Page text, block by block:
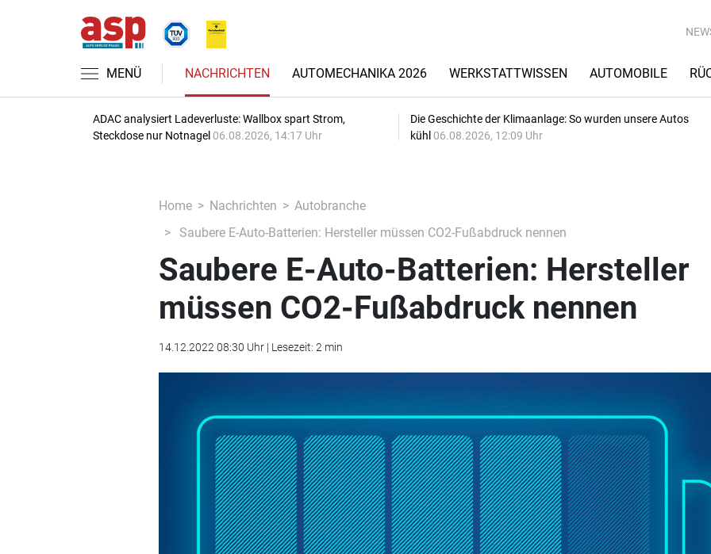
MENÜ NACHRICHTEN AUTOMECHANIKA 2026 WERKSTATTWISSEN AUTOMOBILE
ADAC analysiert Ladeverluste: Wallbox spart Strom,
Steckdose nur Notnagel 06.08.2026, 14:17 Uhr
Die Geschichte der Klimaanlage: So wurden unsere Autos
kühl 06.08.2026, 12:09 Uhr
Home Nachrichten
Autobranche
Saubere E-Auto-Batterien: Hersteller müssen CO2-Fußabdruck nennen
Saubere E-Auto-Batterien: Hersteller
müssen CO2-Fußabdruck nennen
14.12.2022 08:30 Uhr | Lesezeit: 2 min